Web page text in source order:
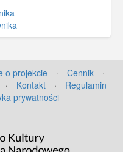
o projekcie · Cennik
·
· Kontakt ·
Regulamin
prywatności